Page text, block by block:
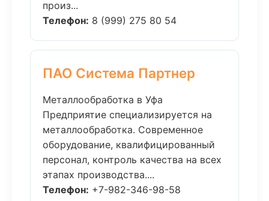
произ...
Телефон: 8 (999) 275 80 54
ПАО Система Партнер
Металлообработка в Уфа
Предприятие специализируется на
металлообработка. Современное
оборудование, квалифицированный
персонал, контроль качества на всех
этапах производства....
Телефон: +7-982-346-98-58